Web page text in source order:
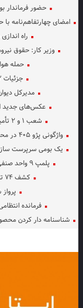
حضور فرماندار
امضای چهارتفاهم‌نامه با
راه اندازی
وزیر کار: حقوق
حمله هوایی
جزئیات ۲ پرونده قتل در دشتستان
مدیرکل
عکس‌های جدید از
شعب ۱ و ۲ تأمین اجتماعی بوشهر ادغام می شود
واژگونی پژو ۴۰۵ در محور جم–انارستان با یک کشته و ۳ مصدوم
یک بومی سرپرست
پلمپ ۹ واحد صنفی در بوشهر بدلیل تبلیغات نامتعارف
کشف ۷۴ تن برنج احتکار شده در بوشهر
پرواز
فرمانده
شناسنامه دار کردن